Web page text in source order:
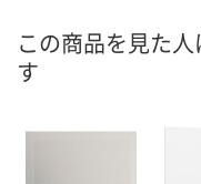
在庫 直送品
お届け日
数量
この商品を見た
す